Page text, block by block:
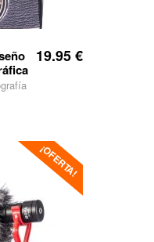
19.95€
¡OFERTA!